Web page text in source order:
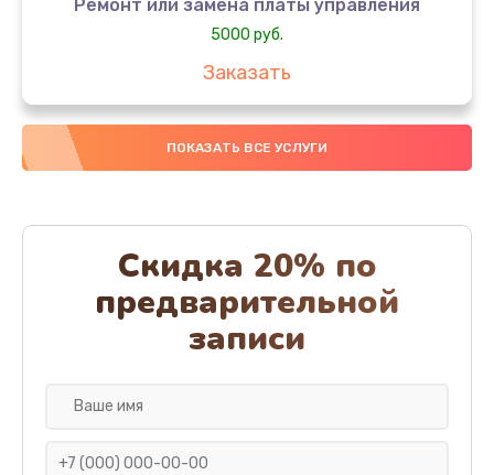
Ремонт или замена платы управления
5000 руб.
Заказать
Ремонт или замена термоблока
5000 руб.
Ремонт привода варочного блока
4000 руб.
Заказать
ПОКАЗАТЬ ВСЕ УСЛУГИ
Скидка 20% по
предварительной
записи